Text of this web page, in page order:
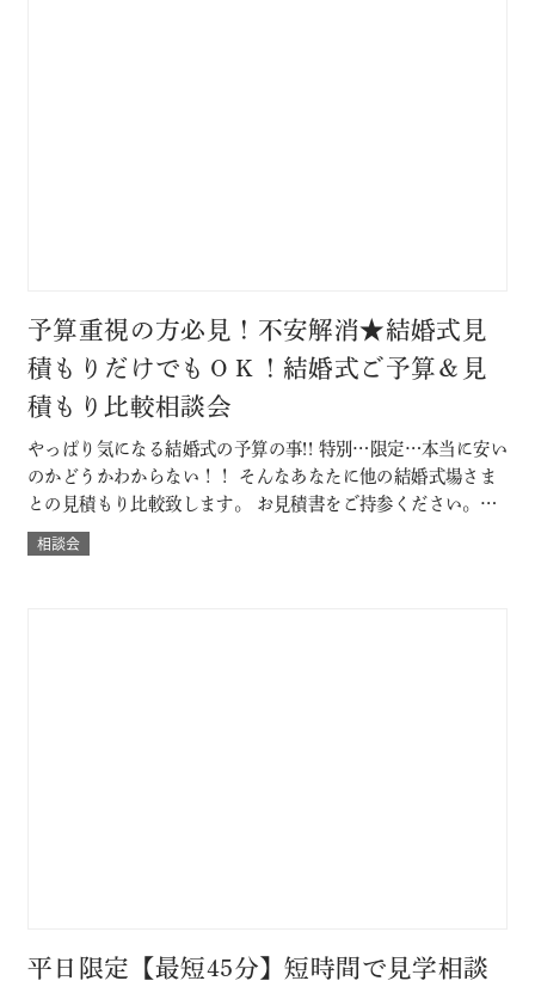
予算重視の方必見！不安解消★結婚式見
積もりだけでもＯＫ！結婚式ご予算＆見
積もり比較相談会
やっぱり気になる結婚式の予算の事!! 特別…限定…本当に安い
のかどうかわからない！！ そんなあなたに他の結婚式場さま
との見積もり比較致します。 お見積書をご持参ください。
「既に他の結婚式場に決定済みだけど・・」なんていう方も
大歓迎。 ◇既に予算書をもらっている方は当日お持ちいただ
相談会
平日限定【最短45分】短時間で見学相談